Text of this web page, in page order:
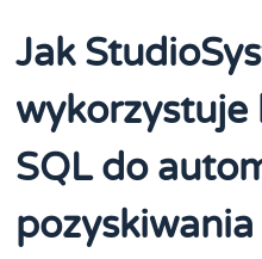
Jak
wykorzystuje
SQL do